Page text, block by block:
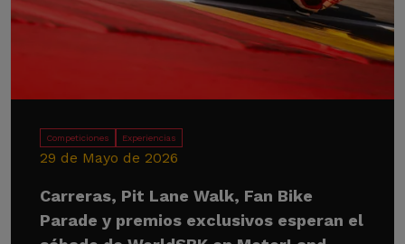
Competiciones Experiencias
29 de Mayo de 2026
Carreras, Pit Lane Walk, Fan Bike
Parade y premios exclusivos esperan el